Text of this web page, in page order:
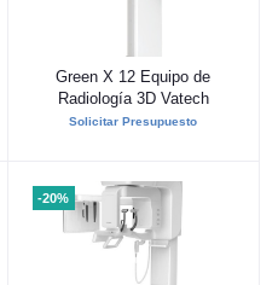
Añadir al carrito
Green X 12 Equipo de
Radiología 3D Vatech
Solicitar Presupuesto
-20%